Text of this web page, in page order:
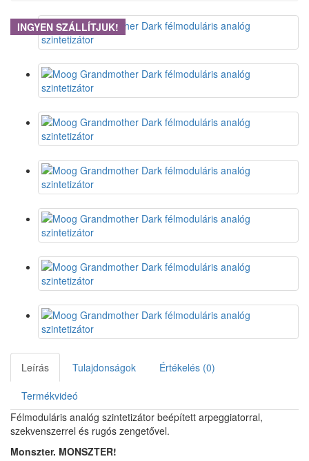
INGYEN SZÁLLÍTJUK!
Leírás Tulajdonságok Értékelés (0)
Termékvideó
Félmoduláris analóg szintetizátor beépített arpeggiatorral,
szekvenszerrel és rugós zengetővel.
Monszter. MONSZTER!